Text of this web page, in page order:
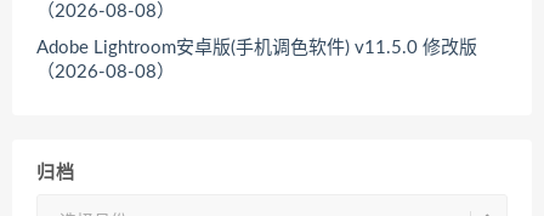
（2026-08-08）
Adobe Lightroom安卓版(手机调色软件) v11.5.0 修改版
（2026-08-08）
归档